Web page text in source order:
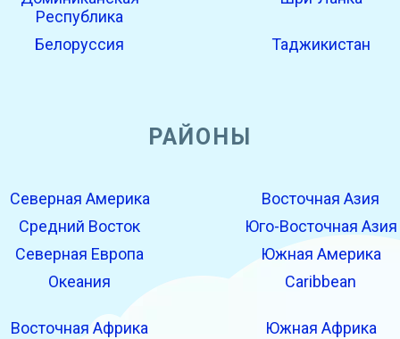
Республика
Белоруссия Таджикистан
РАЙОНЫ
Северная Америка
Восточная Азия
Средний Восток
Юго-Восточная Азия
Северная Европа
Южная Америка
Океания Caribbean
Восточная Африка Южная Африка